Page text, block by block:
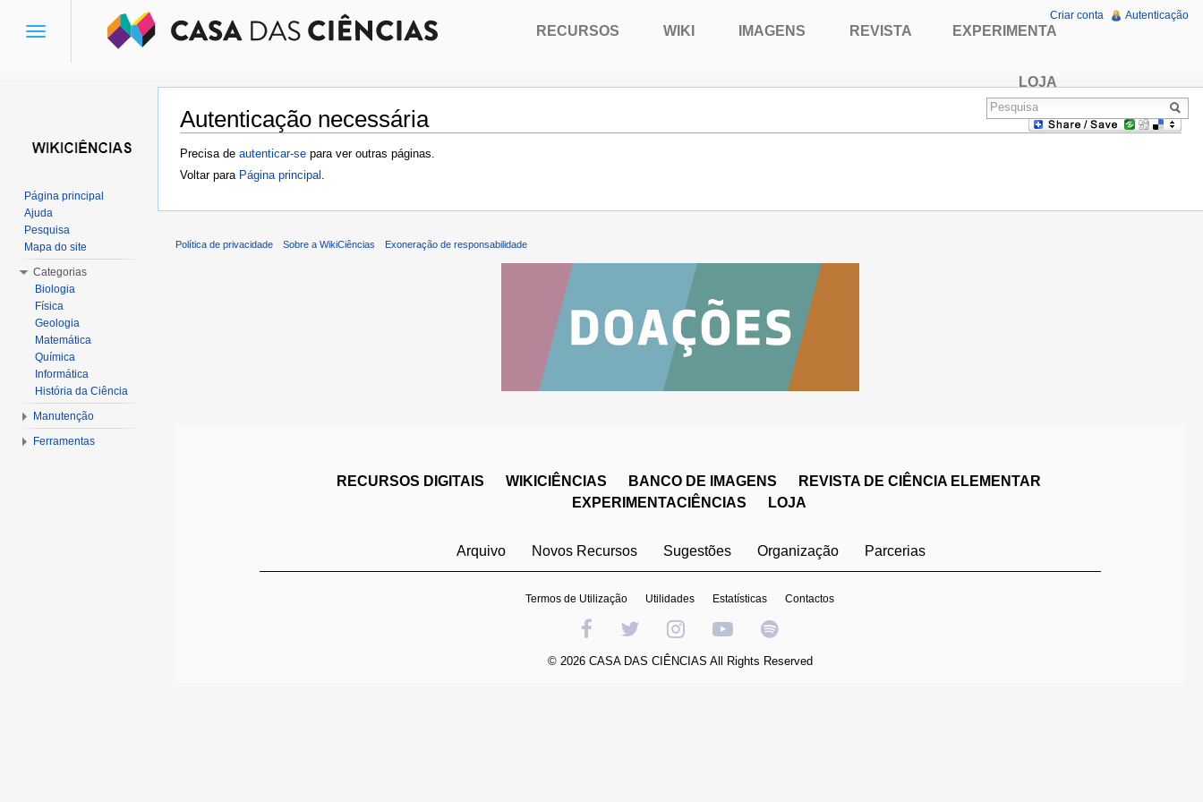
Autenticação necessária
Ir para:navegação,pesquisa
Precisa de autenticar-se para ver outras páginas.
Voltar para Página principal
Toggle
RECURSOS WIKI IMAGENS REVISTA EXPERIMENTA
LOJA
Criar conta Autenticação
Página principal
Ajuda
Pesquisa
Mapa do site
Categorias
Biologia
Física
Geologia
Matemática
Química
Informática
História da Ciência
Manutenção
Ferramentas
Política de privacidade Sobre a WikiCiências Exoneração de responsabilidade
RECURSOS DIGITAIS WIKICIÊNCIAS BANCO DE IMAGENS
REVISTA DE CIÊNCIA ELEMENTAR
EXPERIMENTACIÊNCIAS
LOJA
Arquivo Novos Recursos Sugestões Organização Parcerias
Termos de Utilização Utilidades Estatísticas Contactos
© 2026 CASA DAS CIÊNCIAS All Rights Reserved